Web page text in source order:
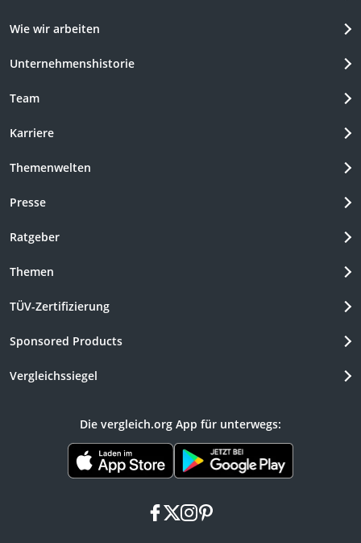
Wie wir arbeiten
Unternehmenshistorie
Team
Karriere
Themenwelten
Presse
Ratgeber
Themen
TÜV-Zertifizierung
Sponsored Products
Vergleichssiegel
Die vergleich.org App für unterwegs:
facebook
x instagram
pinterest